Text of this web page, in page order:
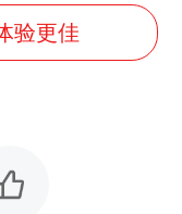
验更佳